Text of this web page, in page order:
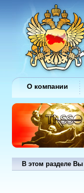
В этом разделе
О компании